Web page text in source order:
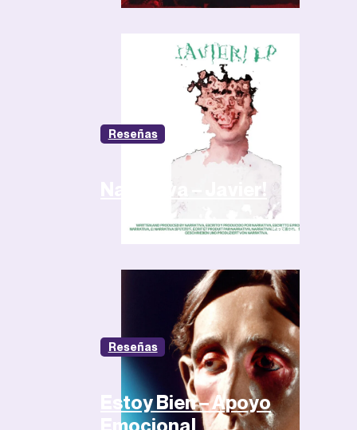
Reseñas
Narrativa – Javier!
Reseñas
Estoy Bien – Apoyo